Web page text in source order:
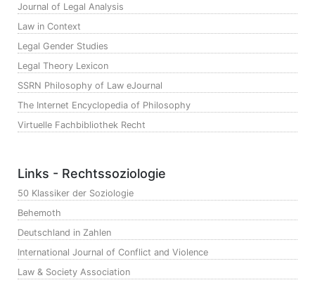
Journal of Legal Analysis
Law in Context
Legal Gender Studies
Legal Theory Lexicon
SSRN Philosophy of Law eJournal
The Internet Encyclopedia of Philosophy
Virtuelle Fachbibliothek Recht
Links - Rechtssoziologie
50 Klassiker der Soziologie
Behemoth
Deutschland in Zahlen
International Journal of Conflict and Violence
Law & Society Association